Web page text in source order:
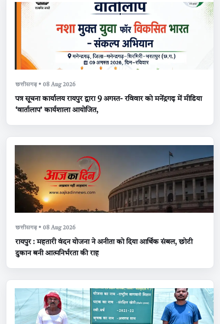
छत्तीसगढ़ • 08 Aug 2026
पत्र सूचना कार्यालय रायपुर द्वारा 9 अगस्त- रविवार को मनेंद्रगढ़ में मीडिया
‘वार्तालाप’ कार्यशाला आयोजित,
छत्तीसगढ़ • 08 Aug 2026
रायपुर : महतारी वंदन योजना ने अनीता को दिया आर्थिक संबल, छोटी
दुकान बनी आत्मनिर्भरता की राह